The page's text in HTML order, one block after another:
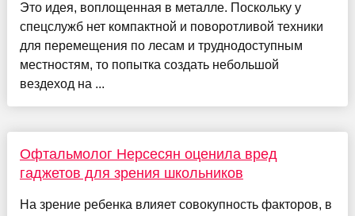
Это идея, воплощенная в металле. Поскольку у
спецслужб нет компактной и поворотливой техники
для перемещения по лесам и труднодоступным
местностям, то попытка создать небольшой
вездеход на ...
Офтальмолог Нерсесян оценила вред
гаджетов для зрения школьников
На зрение ребенка влияет совокупность факторов, в